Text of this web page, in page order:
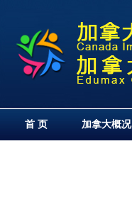
首 页 加拿大概况